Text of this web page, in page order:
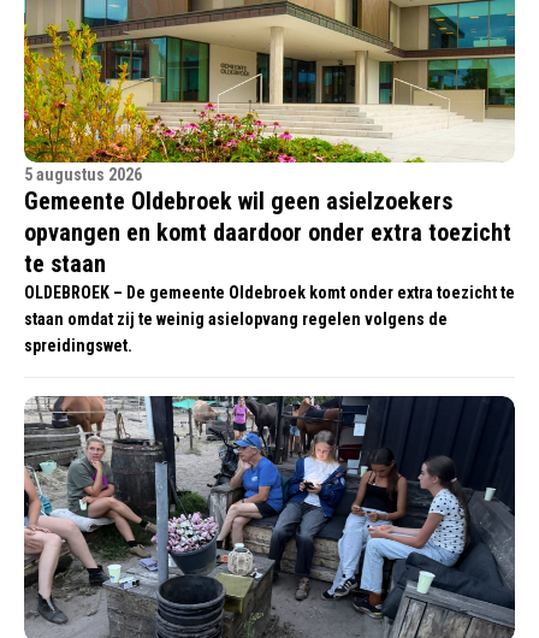
5 augustus 2026
Gemeente Oldebroek wil geen asielzoekers
opvangen en komt daardoor onder extra toezicht
te staan
OLDEBROEK – De gemeente Oldebroek komt onder extra toezicht te
staan omdat zij te weinig asielopvang regelen volgens de
spreidingswet.